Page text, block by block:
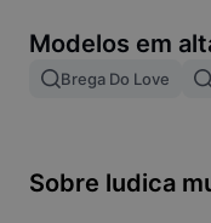
Mesclar imagens
Redimensionar
Modelos em
Brega Do Love
Sobre ludica